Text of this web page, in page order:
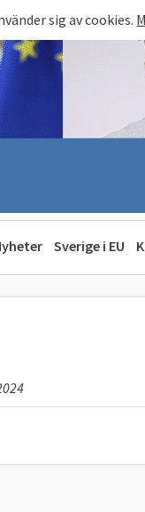
sig av cookies.
Sverige i EU